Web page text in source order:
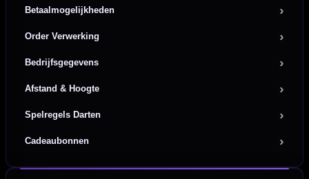
Betaalmogelijkheden
Order Verwerking
Bedrijfsgegevens
Afstand & Hoogte
Spelregels Darten
Cadeaubonnen